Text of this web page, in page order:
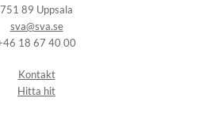
751 89 Uppsala
sva@sva.se
18 67 40 00
Kontakt
Hitta hit